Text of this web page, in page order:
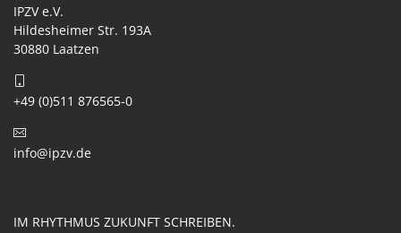
IPZV e.V.
Hildesheimer Str. 193A
30880 Laatzen
+49 (0)511 876565-0
info@ipzv.de
IM RHYTHMUS ZUKUNFT SCHREIBEN.